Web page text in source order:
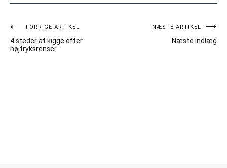
Indlægsnavigation
FORRIGE ARTIKEL
4 steder at kigge efter
højtryksrenser
NÆSTE ARTIKEL
Næste indlæg